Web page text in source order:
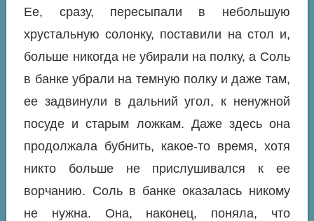
Ее, сразу, пересыпали в небольшую
хрустальную солонку, поставили на стол и,
больше никогда не убирали на полку, а Соль
в банке убрали на темную полку и даже там,
ее задвинули в дальний угол, к ненужной
посуде и старым ложкам. Даже здесь она
продолжала бубнить, какое-то время, хотя
никто больше не прислушивался к ее
ворчанию. Соль в банке оказалась никому
не нужна. Она, наконец, поняла, что